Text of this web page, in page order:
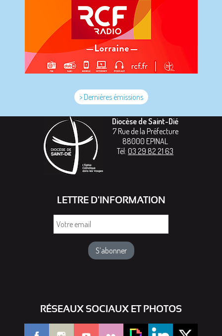
> Dernières émissions
Diocèse de Saint-Dié
7 Rue de la Préfecture
88000 EPINAL
Tél: 03 29 82 21 63
LETTRE D'INFORMATION
RÉSEAUX SOCIAUX ET PHOTOS